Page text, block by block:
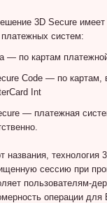
3D Secure
систем:
— по картам
Code — по
Int
— платежная
названия, технология
сессию при
пользователям-
операции